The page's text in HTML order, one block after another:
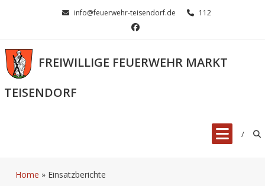
info@feuerwehr-teisendorf.de 112
FREIWILLIGE FEUERWEHR MARKT
TEISENDORF
Home » Einsatzberichte